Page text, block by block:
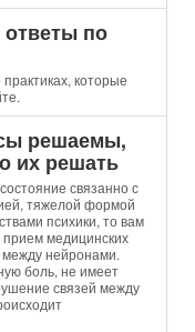
по
которые
решаемы,
их решать
связанно с
тяжелой формой
психики, то вам
медицинских
между нейронами.
боль, не имеет
связей между